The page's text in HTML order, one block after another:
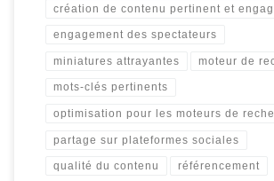
création de contenu pertinent et
engagement des spectateurs
miniatures attrayantes moteur de
mots-clés pertinents
optimisation pour les moteurs de
partage sur plateformes sociales
qualité du contenu référencement